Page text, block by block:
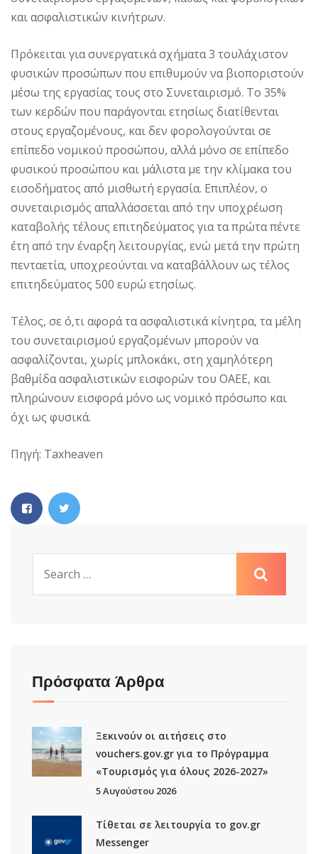
και ασφαλιστικών κινήτρων.
Πρόκειται για συνεργατικά σχήματα 3 τουλάχιστον
φυσικών προσώπων που επιθυμούν να βιοποριστούν
μέσω της εργασίας τους στο Συνεταιρισμό. Το 35%
των κερδών που παράγονται ετησίως διατίθενται
στους εργαζομένους, και δεν φορολογούνται σε
επίπεδο νομικού προσώπου, αλλά μόνο σε επίπεδο
φυσικού προσώπου και μάλιστα με την κλίμακα του
εισοδήματος από μισθωτή εργασία. Επιπλέον, ο
συνεταιρισμός απαλλάσσεται από την υποχρέωση
καταβολής τέλους επιτηδεύματος για τα πρώτα πέντε
έτη από την έναρξη λειτουργίας, ενώ μετά την πρώτη
πενταετία, υποχρεούνται να καταβάλλουν ως τέλος
επιτηδεύματος 500 ευρώ ετησίως.
Τέλος, σε ό,τι αφορά τα ασφαλιστικά κίνητρα, τα μέλη
του συνεταιρισμού εργαζομένων μπορούν να
ασφαλίζονται, χωρίς μπλοκάκι, στη χαμηλότερη
βαθμίδα ασφαλιστικών εισφορών του ΟΑΕΕ, και
πληρώνουν εισφορά μόνο ως νομικό πρόσωπο και
όχι ως φυσικά.
Πηγή: Taxheaven
Πρόσφατα Άρθρα
Ξεκινούν οι αιτήσεις στο
vouchers.gov.gr για το Πρόγραμμα
«Τουρισμός για όλους 2026-2027»
5 Αυγούστου 2026
Τίθεται σε λειτουργία το gov.gr
Μessenger